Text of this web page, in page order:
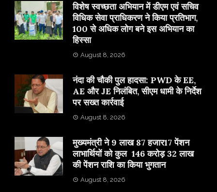
विशेष स्वच्छता अभियान में डीएम एवं सचिव
विधिक सेवा प्राधिकरण ने किया प्रतिभाग,
100 से अधिक लोग बने इस अभियान का
हिस्सा
August 8, 2026
नंदा की चौकी पुल हादसा: PWD के EE,
AE और JE निलंबित, सीएम धामी के निर्देश
पर सख्त कार्रवाई
August 8, 2026
मुख्यमंत्री ने 9 लाख 87 हजार17 पेंशन
लाभार्थियों को कुल 146 करोड़ 32 लाख
की पेंशन राशि का किया भुगतान
August 8, 2026